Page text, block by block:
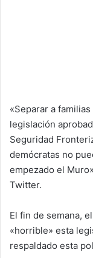
«Separar a
legislación
Seguridad
demócratas no
empezado el
Twitter.
El fin de semana,
«horrible» esta
respaldado esta